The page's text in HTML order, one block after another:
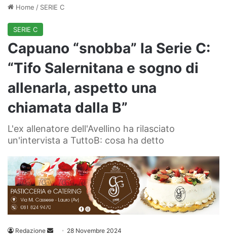
Home / SERIE C
SERIE C
Capuano “snobba” la Serie C:
“Tifo Salernitana e sogno di
allenarla, aspetto una
chiamata dalla B”
L'ex allenatore dell'Avellino ha rilasciato
un'intervista a TuttoB: cosa ha detto
Redazione
Invia 28 Novembre 2024